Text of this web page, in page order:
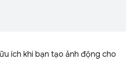
ích khi bạn tạo ảnh động cho